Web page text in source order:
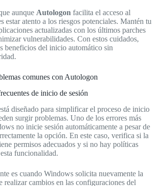
aunque Autologon facilita el acceso al
estar atento a los riesgos potenciales. Mantén tu
actualizadas con los últimos parches
vulnerabilidades. Con estos cuidados,
beneficios del inicio automático sin
comunes con Autologon
de inicio de sesión
diseñado para simplificar el proceso de inicio
surgir problemas. Uno de los errores más
no inicie sesión automáticamente a pesar de
la opción. En este caso, verifica si la
permisos adecuados y si no hay políticas
funcionalidad.
es cuando Windows solicita nuevamente la
realizar cambios en las configuraciones del